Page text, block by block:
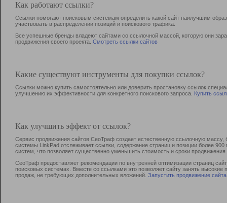
Как работают ссылки?
Ссылки помогают поисковым системам определить какой сайт наилучшим
участвовать в раcпределении позиций и поискового трафика.
Все успешные бренды владеют сайтами со ссылочной массой, которую они
продвижения своего проекта. Смотреть ссылки сайтов
Какие существуют инструменты для покупки ссылок?
Ссылки можно купить самостоятельно или доверить простановку ссылок
улучшению их эффективности для конкретного поискового запроса. Купить
Как улучшить эффект от ссылок?
Сервис продвижения сайтов СеоТраф создает естественную ссылочную
системы LinkPad отслеживает ссылки, содержание страниц и позиции более
систем, что позволяет существенно уменьшить стоимость и сроки продвижения.
СеоТраф предоставляет рекомендации по внутренней оптимизации страниц
поисковых системах. Вместе со ссылками это позволяет сайту занять
продаж, не требующих дополнительных вложений. Запустить продвижение сайта